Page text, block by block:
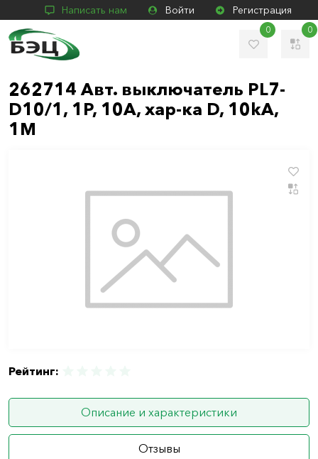
Написать нам Войти Регистрация
0 0
262714 Авт. выключатель PL7-
D10/1, 1P, 10A, хар-ка D, 10kA,
1M
Рейтинг:
Описание и характеристики
Отзывы